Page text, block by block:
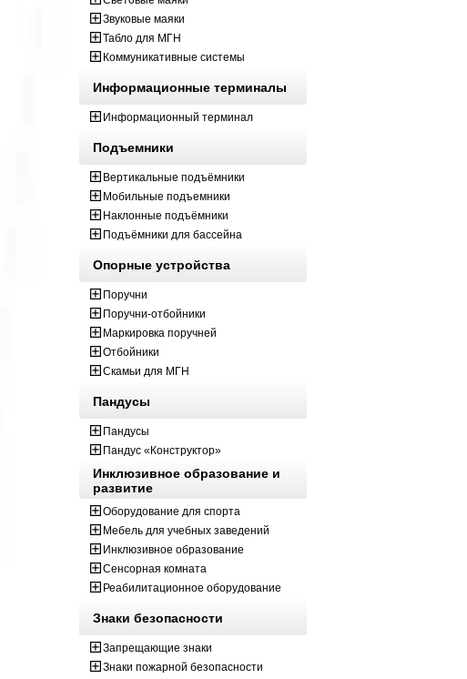
Звуковые маяки
Табло для МГН
Коммуникативные системы
Информационные терминалы
Информационный терминал
Подъемники
Вертикальные подъёмники
Мобильные подъемники
Наклонные подъёмники
Подъёмники для бассейна
Опорные устройства
Поручни
Поручни-отбойники
Маркировка поручней
Отбойники
Скамьи для МГН
Пандусы
Пандусы
Пандус «Конструктор»
Инклюзивное образование и
развитие
Оборудование для спорта
Мебель для учебных заведений
Инклюзивное образование
Сенсорная комната
Реабилитационное оборудование
Знаки безопасности
Запрещающие знаки
Знаки пожарной безопасности